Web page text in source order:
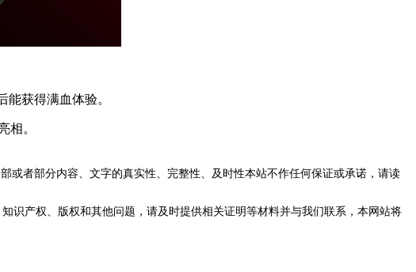
获得满血体验。
相。
或者部分内容、文字的真实性、完整性、及时性本站不作任何保证或承诺，请读
产权、版权和其他问题，请及时提供相关证明等材料并与我们联系，本网站将